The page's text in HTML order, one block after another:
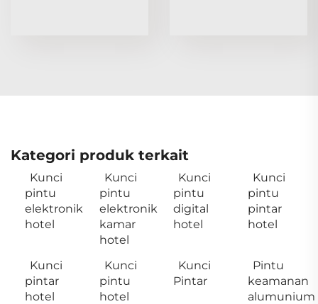
Kategori produk terkait
Kunci
pintu
elektronik
hotel
Kunci
pintu
elektronik
kamar
hotel
Kunci
pintu
digital
hotel
Kunci
pintu
pintar
hotel
Kunci
pintar
hotel
Kunci
pintu
hotel
Kunci
Pintar
Pintu
keamanan
alumunium